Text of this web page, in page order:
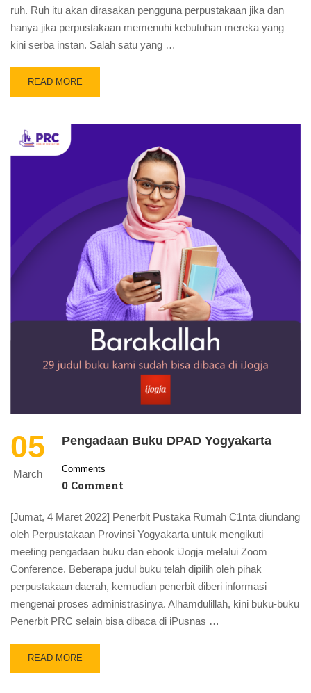
ruh. Ruh itu akan dirasakan pengguna perpustakaan jika dan
hanya jika perpustakaan memenuhi kebutuhan mereka yang
kini serba instan. Salah satu yang …
READ MORE
05
March
Pengadaan Buku DPAD Yogyakarta
Comments
0 Comment
[Jumat, 4 Maret 2022] Penerbit Pustaka Rumah C1nta diundang
oleh Perpustakaan Provinsi Yogyakarta untuk mengikuti
meeting pengadaan buku dan ebook iJogja melalui Zoom
Conference. Beberapa judul buku telah dipilih oleh pihak
perpustakaan daerah, kemudian penerbit diberi informasi
mengenai proses administrasinya. Alhamdulillah, kini buku-buku
Penerbit PRC selain bisa dibaca di iPusnas …
READ MORE